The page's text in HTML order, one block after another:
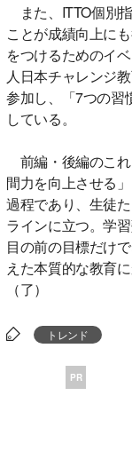
また、ITTO個別
ことが成績向上に
をつけるためのイ
人日本チャレンジ
参加し、「7つの習
している。
前編・後編のこ
間力を向上させる
過程であり、生徒
ラインに立つ。学
目の前の目標だけ
えた本質的な教育
（了）
トレンド
PR